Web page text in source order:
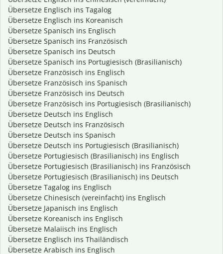
Übersetze Englisch ins Tagalog
Übersetze Englisch ins Koreanisch
Übersetze Spanisch ins Englisch
Übersetze Spanisch ins Französisch
Übersetze Spanisch ins Deutsch
Übersetze Spanisch ins Portugiesisch (Brasilianisch)
Übersetze Französisch ins Englisch
Übersetze Französisch ins Spanisch
Übersetze Französisch ins Deutsch
Übersetze Französisch ins Portugiesisch (Brasilianisch)
Übersetze Deutsch ins Englisch
Übersetze Deutsch ins Französisch
Übersetze Deutsch ins Spanisch
Übersetze Deutsch ins Portugiesisch (Brasilianisch)
Übersetze Portugiesisch (Brasilianisch) ins Englisch
Übersetze Portugiesisch (Brasilianisch) ins Französisch
Übersetze Portugiesisch (Brasilianisch) ins Deutsch
Übersetze Tagalog ins Englisch
Übersetze Chinesisch (vereinfacht) ins Englisch
Übersetze Japanisch ins Englisch
Übersetze Koreanisch ins Englisch
Übersetze Malaiisch ins Englisch
Übersetze Englisch ins Thailändisch
Übersetze Arabisch ins Englisch